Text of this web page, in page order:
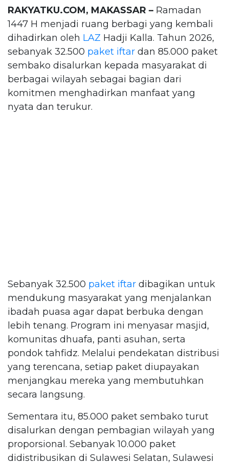
RAKYATKU.COM, MAKASSAR – Ramadan
1447 H menjadi ruang berbagi yang kembali
dihadirkan oleh LAZ Hadji Kalla. Tahun 2026,
sebanyak 32.500 paket iftar dan 85.000 paket
sembako disalurkan kepada masyarakat di
berbagai wilayah sebagai bagian dari
komitmen menghadirkan manfaat yang
nyata dan terukur.
Sebanyak 32.500 paket iftar dibagikan untuk
mendukung masyarakat yang menjalankan
ibadah puasa agar dapat berbuka dengan
lebih tenang. Program ini menyasar masjid,
komunitas dhuafa, panti asuhan, serta
pondok tahfidz. Melalui pendekatan distribusi
yang terencana, setiap paket diupayakan
menjangkau mereka yang membutuhkan
secara langsung.
Sementara itu, 85.000 paket sembako turut
disalurkan dengan pembagian wilayah yang
proporsional. Sebanyak 10.000 paket
didistribusikan di Sulawesi Selatan, Sulawesi